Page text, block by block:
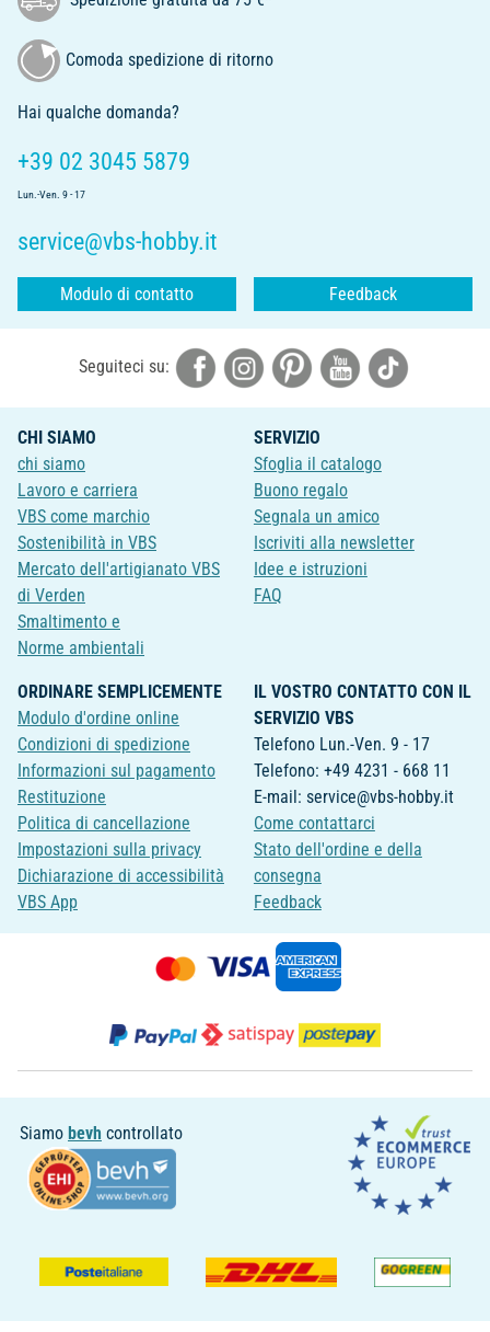
Comoda spedizione di ritorno
Hai qualche domanda?
+39 02 3045 5879
Lun.-Ven. 9 - 17
service@vbs-hobby.it
Modulo di contatto Feedback
Seguiteci su:
CHI SIAMO
chi siamo
Lavoro e carriera
VBS come marchio
Sostenibilità in VBS
Mercato dell'artigianato VBS
di Verden
Smaltimento e
Norme ambientali
SERVIZIO
Sfoglia il catalogo
Buono regalo
Segnala un amico
Iscriviti alla newsletter
Idee e istruzioni
FAQ
ORDINARE SEMPLICEMENTE
Modulo d'ordine online
Condizioni di spedizione
Informazioni sul pagamento
Restituzione
Politica di cancellazione
Impostazioni sulla privacy
Dichiarazione di accessibilità
VBS App
IL VOSTRO CONTATTO CON IL
SERVIZIO VBS
Telefono Lun.-Ven. 9 - 17
Telefono: +49 4231 - 668 11
E-mail: service@vbs-hobby.it
Come contattarci
Stato dell'ordine e della
consegna
Feedback
Siamo bevh controllato